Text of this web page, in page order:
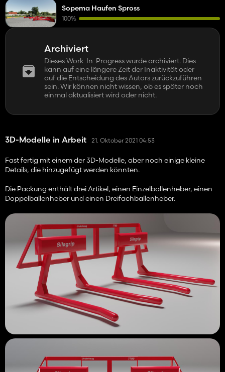
Archiviert
Dieses Work-In-Progress wurde archiviert. Dies
kann auf eine längere Zeit der Inaktivität oder
auf die Entscheidung des Autors zurückzuführen
sein. Wir können nicht wissen, ob es später noch
einmal aktualisiert wird oder nicht.
3D-Modelle in Arbeit 21. Oktober 2021 04:53
Fast fertig mit einem der 3D-Modelle, aber noch einige kleine
Details, die hinzugefügt werden könnten.
Die Packung enthält drei Artikel, einen Einzelballenheber, einen
Doppelballenheber und einen Dreifachballenheber.
Sopema Haufen Spross
100%